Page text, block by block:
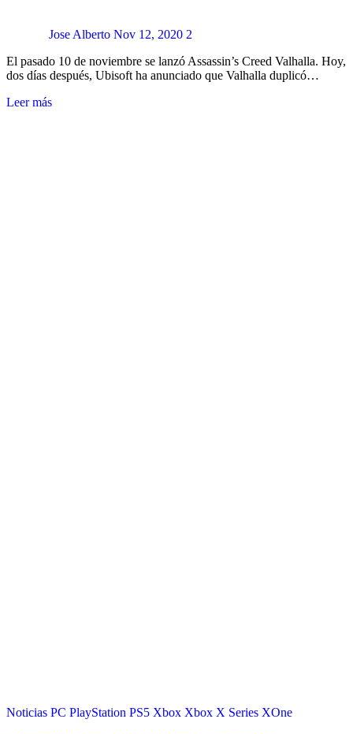
Jose Alberto Nov 12, 2020 2
El pasado 10 de noviembre se lanzó Assassin’s Creed Valhalla. Hoy,
dos días después, Ubisoft ha anunciado que Valhalla duplicó…
Leer más
Noticias PC PlayStation PS5 Xbox Xbox X Series XOne